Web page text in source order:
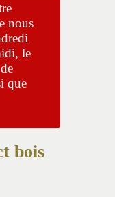
nous
le
que
bois